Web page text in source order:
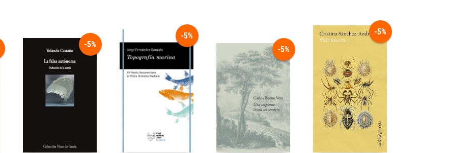
-5%
-5%
-5%
-5%